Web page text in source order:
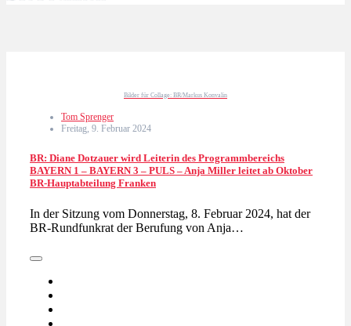
Bilder für Collage: BR/Markus Konvalin
Tom Sprenger
Freitag, 9. Februar 2024
BR: Diane Dotzauer wird Leiterin des Programmbereichs
BAYERN 1 – BAYERN 3 – PULS – Anja Miller leitet ab Oktober
BR-Hauptabteilung Franken
In der Sitzung vom Donnerstag, 8. Februar 2024, hat der
BR-Rundfunkrat der Berufung von Anja…